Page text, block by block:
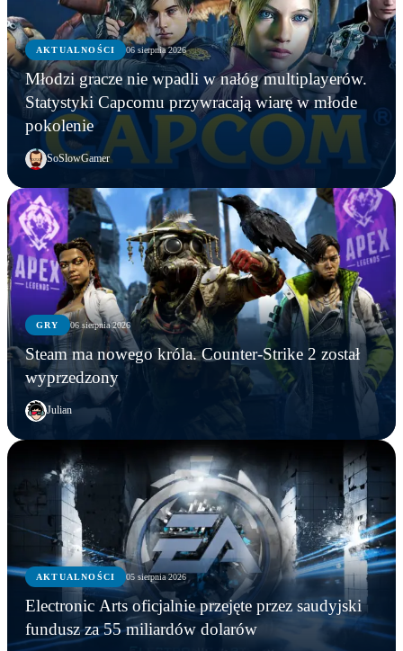
AKTUALNOŚCI 06 sierpnia 2026
Młodzi gracze nie wpadli w nałóg multiplayerów.
Statystyki Capcomu przywracają wiarę w młode
pokolenie
SoSlowGamer
GRY 06 sierpnia 2026
Steam ma nowego króla. Counter-Strike 2 został
wyprzedzony
Julian
AKTUALNOŚCI 05 sierpnia 2026
Electronic Arts oficjalnie przejęte przez saudyjski
fundusz za 55 miliardów dolarów
AKTUALNOŚCI
Młodzi gracze nie wpadli w nałóg multiplayerów.
Statystyki Capcomu przywracają wiarę w młode
GRY
Steam ma nowego króla. Counter-Strike 2 został
AKTUALNOŚCI
Electronic Arts oficjalnie przejęte przez saudyjski